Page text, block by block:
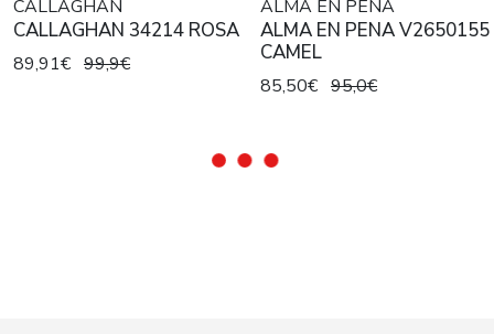
CALLAGHAN
CALLAGHAN 34214 ROSA
89,91€ 99,9€
ALMA EN PENA
ALMA EN PENA V2650155
CAMEL
85,50€ 95,0€